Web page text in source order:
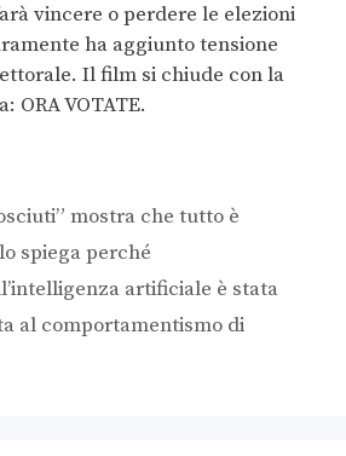
vincere o perdere le elezioni
ha aggiunto tensione
Il film si chiude con la
ORA VOTATE.
mostra che tutto è
spiega perché
artificiale è stata
al comportamentismo di